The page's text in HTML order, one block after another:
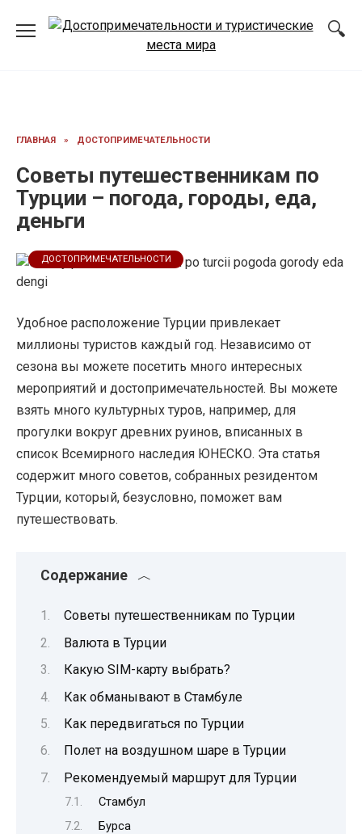
ГЛАВНАЯ » ДОСТОПРИМЕЧАТЕЛЬНОСТИ
Советы путешественникам по
Турции – погода, городы, еда,
деньги
ДОСТОПРИМЕЧАТЕЛЬНОСТИ
Удобное расположение Турции привлекает
миллионы туристов каждый год. Независимо от
сезона вы можете посетить много интересных
мероприятий и достопримечательностей. Вы можете
взять много культурных туров, например, для
прогулки вокруг древних руинов, вписанных в
список Всемирного наследия ЮНЕСКО. Эта статья
содержит много советов, собранных резидентом
Турции, который, безусловно, поможет вам
путешествовать.
Содержание
Советы путешественникам по Турции
Валюта в Турции
Какую SIM-карту выбрать?
Как обманывают в Стамбуле
Как передвигаться по Турции
Полет на воздушном шаре в Турции
Рекомендуемый маршрут для Турции
Стамбул
Бурса